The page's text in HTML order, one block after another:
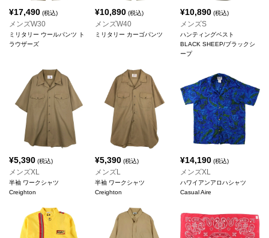
¥17,490 (税込)
メンズW30
ミリタリー ウールパンツ ト
ラウザーズ
¥10,890(税込)
メンズW40
ミリタリー カーゴパンツ
¥10,890 (税込)
メンズS
ハンティングベスト
BLACK SHEEP/ブラックシ
ープ
¥5,390 (税込)
メンズXL
半袖 ワークシャツ
Creighton
¥5,390(税込)
メンズL
半袖 ワークシャツ
Creighton
¥14,190 (税込)
メンズXL
ハワイアンアロハシャツ
Casual Aire